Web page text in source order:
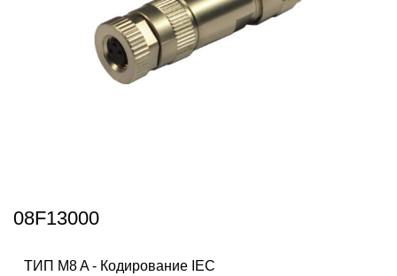
08F13000
ТИП M8 A - Кодирование IEC